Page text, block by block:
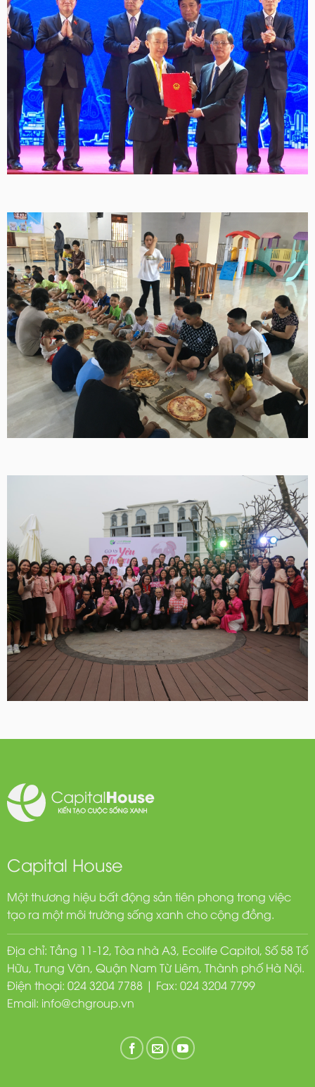
Capital House
Một thương hiệu bất động sản tiên phong trong việc
tạo ra một môi trường sống xanh cho cộng đồng.
Địa chỉ: Tầng 11-12, Tòa nhà A3, Ecolife Capitol, Số 58 Tố
Hữu, Trung Văn, Quận Nam Từ Liêm, Thành phố Hà Nội.
Điện thoại: 024 3204 7788 | Fax: 024 3204 7799
Email: info@chgroup.vn